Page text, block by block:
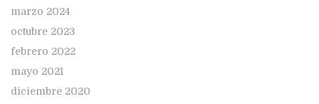
marzo 2024
octubre 2023
febrero 2022
mayo 2021
diciembre 2020